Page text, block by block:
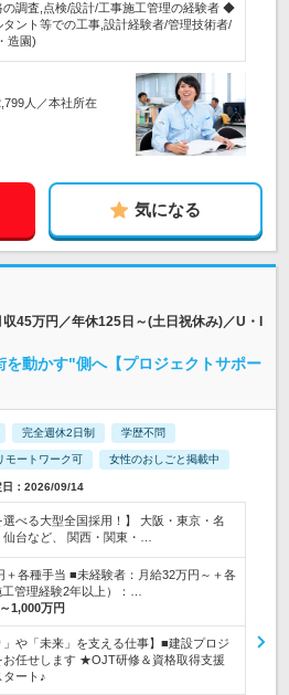
調査,点検/設計/工事施工管理の経験者 ◆
ント等での工事,設計経験者/管理技術者/
造園)
人／本社所在
気になる
45万円／年休125日～(土日祝休み)／U・I
動かす"側へ【プロジェクトサポー
完全週休2日制 学歴不問
モートワーク可 女性のおしごと掲載中
：2026/09/14
選べる大型全国採用！】 大阪・東京・名
台など、 関西・関東・…
＋各種手当 ■未経験者：月給32万円～＋各
管理経験2年以上）：…
1,000万円
」や「未来」を支える仕事】■建設プロジ
お任せします ★OJT研修＆資格取得支援
ート♪